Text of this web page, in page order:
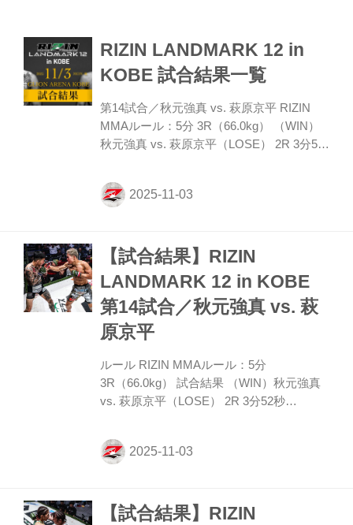
RIZIN LANDMARK 12 in
KOBE 試合結果一覧
第14試合／秋元強真 vs. 萩原京平 RIZIN
MMAルール：5分 3R（66.0kg） （WIN）
秋元強真 vs. 萩原京平（LOSE） 2R 3分52
パンチ） ≫ 試合結果詳細 第13試合／女子
スーパーアトム級タイトルマッチ／伊澤星
3R（49.0kg） （WIN）伊澤星花 vs. 大島沙
詳細 【試合中止】第12試合／ヴガール・ケ
ラモフ vs. 松嶋こよみ ヴガール・ケラモフ
がウィルス性胃腸炎と診断...
【試合結果】RIZIN
LANDMARK 12 in KOBE
第14試合／秋元強真 vs. 萩
原京平
ルール RIZIN MMAルール：5分
3R（66.0kg） 試合結果 （WIN）秋元強真
vs. 萩原京平（LOSE） 2R 3分52秒
ンチ） 入場 ROUND 1 サウスポーで立つ秋
元に萩原が右カーフで先制。そこから計3
ルに入るも萩原はこらえる。カーフの萩原
【試合結果】RIZIN